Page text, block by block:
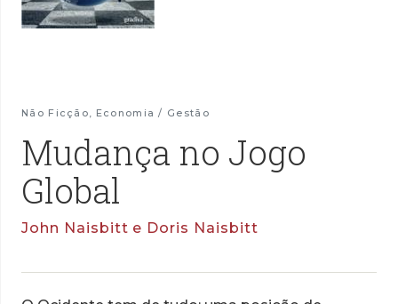
Não Ficção, Economia / Gestão
Mudança no Jogo
Global
John Naisbitt e Doris Naisbitt